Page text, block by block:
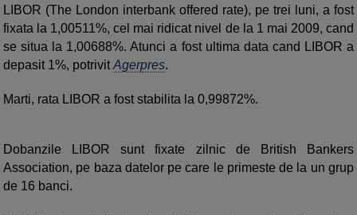
LIBOR (The London interbank offered rate), pe trei luni, a fost
fixata la 1,00511%, cel mai ridicat nivel de la 1 mai 2009, cand
se situa la 1,00688%. Atunci a fost ultima data cand LIBOR a
depasit 1%, potrivitAgerpres.
Marti, rata LIBOR a fost stabilita la 0,99872%.
Dobanzile LIBOR sunt fixate zilnic de British Bankers
Association, pe baza datelor pe care le primeste de la un grup
de 16 banci.